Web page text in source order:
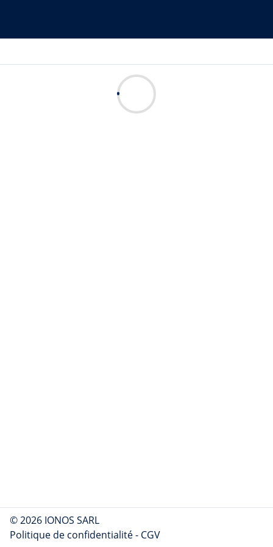
© 2026 IONOS SARL
Politique de confidentialité- CGV